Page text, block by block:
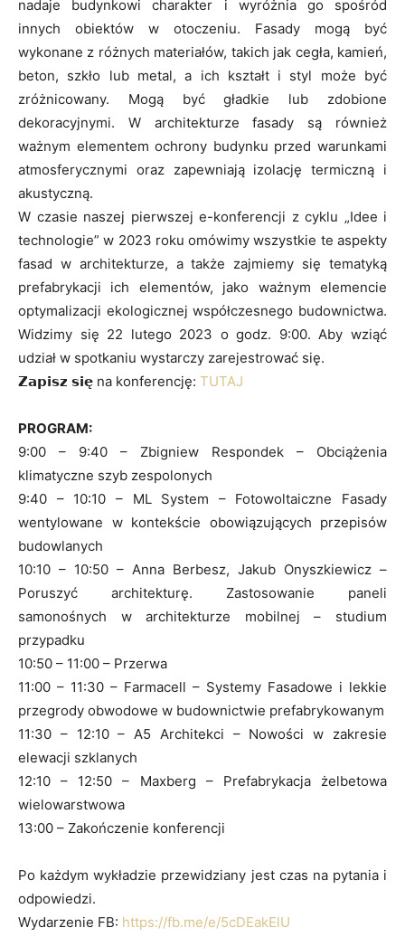
nadaje budynkowi charakter i wyróżnia go spośród
innych obiektów w otoczeniu. Fasady mogą być
wykonane z różnych materiałów, takich jak cegła, kamień,
beton, szkło lub metal, a ich kształt i styl może być
zróżnicowany. Mogą być gładkie lub zdobione
dekoracyjnymi. W architekturze fasady są również
ważnym elementem ochrony budynku przed warunkami
atmosferycznymi oraz zapewniają izolację termiczną i
akustyczną.
W czasie naszej pierwszej e-konferencji z cyklu „Idee i
technologie” w 2023 roku omówimy wszystkie te aspekty
fasad w architekturze, a także zajmiemy się tematyką
prefabrykacji ich elementów, jako ważnym elemencie
optymalizacji ekologicznej współczesnego budownictwa.
Widzimy się 22 lutego 2023 o godz. 9:00. Aby wziąć
udział w spotkaniu wystarczy zarejestrować się.
𝗭𝗮𝗽𝗶𝘀𝘇 𝘀𝗶𝗲̨ na konferencję: TUTAJ
PROGRAM:
9:00 – 9:40 – Zbigniew Respondek – Obciążenia
klimatyczne szyb zespolonych
9:40 – 10:10 – ML System – Fotowoltaiczne Fasady
wentylowane w kontekście obowiązujących przepisów
budowlanych
10:10 – 10:50 – Anna Berbesz, Jakub Onyszkiewicz –
Poruszyć architekturę. Zastosowanie paneli
samonośnych w architekturze mobilnej – studium
przypadku
10:50 – 11:00 – Przerwa
11:00 – 11:30 – Farmacell – Systemy Fasadowe i lekkie
przegrody obwodowe w budownictwie prefabrykowanym
11:30 – 12:10 – A5 Architekci – Nowości w zakresie
elewacji szklanych
12:10 – 12:50 – Maxberg – Prefabrykacja żelbetowa
wielowarstwowa
13:00 – Zakończenie konferencji
Po każdym wykładzie przewidziany jest czas na pytania i
odpowiedzi.
Wydarzenie FB: https://fb.me/e/5cDEakElU